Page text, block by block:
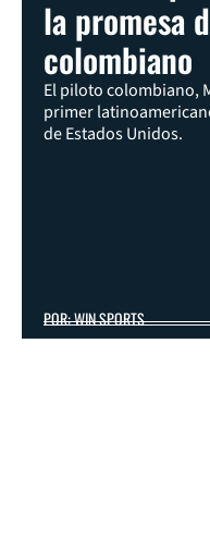
la promesa
colombiano
El piloto colombiano,
primer
de Estados Unidos.
POR: WIN SPORTS